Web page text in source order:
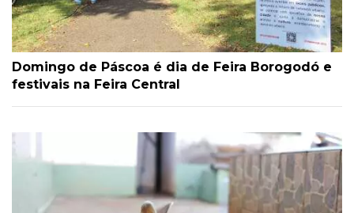
Domingo de Páscoa é dia de Feira Borogodó e
festivais na Feira Central